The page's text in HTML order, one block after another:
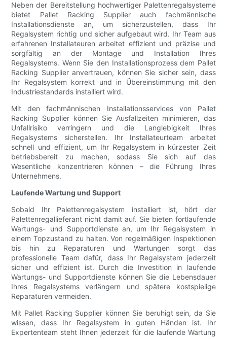
Neben der Bereitstellung hochwertiger Palettenregalsysteme
bietet Pallet Racking Supplier auch fachmännische
Installationsdienste an, um sicherzustellen, dass Ihr
Regalsystem richtig und sicher aufgebaut wird. Ihr Team aus
erfahrenen Installateuren arbeitet effizient und präzise und
sorgfältig an der Montage und Installation Ihres
Regalsystems. Wenn Sie den Installationsprozess dem Pallet
Racking Supplier anvertrauen, können Sie sicher sein, dass
Ihr Regalsystem korrekt und in Übereinstimmung mit den
Industriestandards installiert wird.
Mit den fachmännischen Installationsservices von Pallet
Racking Supplier können Sie Ausfallzeiten minimieren, das
Unfallrisiko verringern und die Langlebigkeit Ihres
Regalsystems sicherstellen. Ihr Installateurteam arbeitet
schnell und effizient, um Ihr Regalsystem in kürzester Zeit
betriebsbereit zu machen, sodass Sie sich auf das
Wesentliche konzentrieren können – die Führung Ihres
Unternehmens.
Laufende Wartung und Support
Sobald Ihr Palettenregalsystem installiert ist, hört der
Palettenregallieferant nicht damit auf. Sie bieten fortlaufende
Wartungs- und Supportdienste an, um Ihr Regalsystem in
einem Topzustand zu halten. Von regelmäßigen Inspektionen
bis hin zu Reparaturen und Wartungen sorgt das
professionelle Team dafür, dass Ihr Regalsystem jederzeit
sicher und effizient ist. Durch die Investition in laufende
Wartungs- und Supportdienste können Sie die Lebensdauer
Ihres Regalsystems verlängern und spätere kostspielige
Reparaturen vermeiden.
Mit Pallet Racking Supplier können Sie beruhigt sein, da Sie
wissen, dass Ihr Regalsystem in guten Händen ist. Ihr
Expertenteam steht Ihnen jederzeit für die laufende Wartung